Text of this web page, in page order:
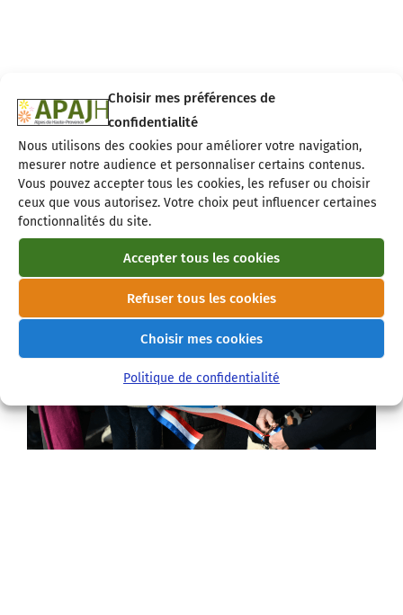
Choisir mes préférences de
confidentialité
Nous utilisons des cookies pour améliorer votre navigation,
mesurer notre audience et personnaliser certains contenus.
Vous pouvez accepter tous les cookies, les refuser ou choisir
ceux que vous autorisez. Votre choix peut influencer certaines
fonctionnalités du site.
Accepter tous les cookies
Refuser tous les cookies
Choisir mes cookies
Politique de confidentialité